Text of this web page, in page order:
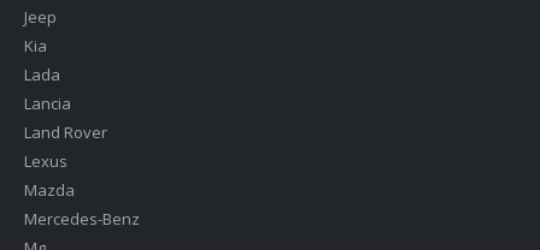
Jeep
Kia
Lada
Lancia
Land Rover
Lexus
Mazda
Mercedes-Benz